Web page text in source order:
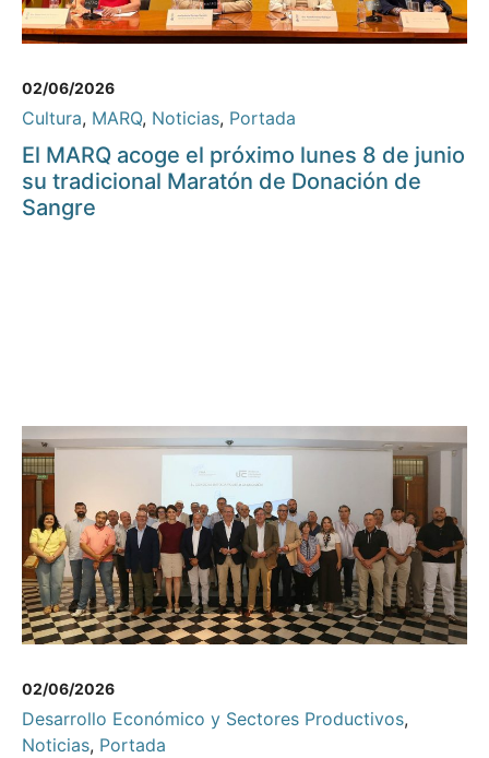
02/06/2026
Cultura, MARQ, Noticias, Portada
El MARQ acoge el próximo lunes 8 de junio
su tradicional Maratón de Donación de
Sangre
02/06/2026
Desarrollo Económico y Sectores Productivos,
Noticias, Portada